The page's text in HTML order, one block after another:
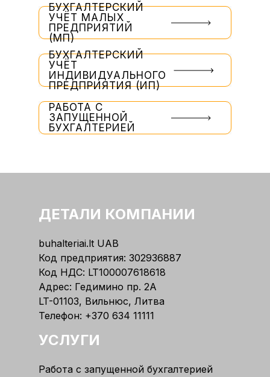
БУХГАЛТЕРСКИЙ
УЧЁТ МАЛЫХ
ПРЕДПРИЯТИЙ
(МП)
БУХГАЛТЕРСКИЙ
УЧЁТ
ИНДИВИДУАЛЬНОГО
ПРЕДПРИЯТИЯ (ИП)
РАБОТА С
ЗАПУЩЕННОЙ
БУХГАЛТЕРИЕЙ
ДЕТАЛИ КОМПАНИИ
buhalteriai.lt UAB
Код предприятия: 302936887
Код НДС: LT100007618618
Адрес: Гедимино пр. 2А
LT-01103, Вильнюс, Литва
Телефон: +370 634 11111
УСЛУГИ
Работа с запущенной бухгалтерией